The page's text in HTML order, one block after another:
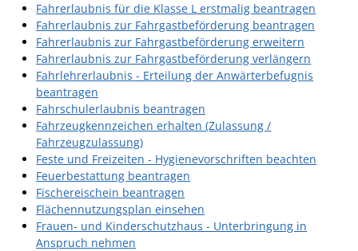
Fahrerlaubnis für die Klasse L erstmalig beantragen
Fahrerlaubnis zur Fahrgastbeförderung beantragen
Fahrerlaubnis zur Fahrgastbeförderung erweitern
Fahrerlaubnis zur Fahrgastbeförderung verlängern
Fahrlehrerlaubnis - Erteilung der Anwärterbefugnis
beantragen
Fahrschulerlaubnis beantragen
Fahrzeugkennzeichen erhalten (Zulassung /
Fahrzeugzulassung)
Feste und Freizeiten - Hygienevorschriften beachten
Feuerbestattung beantragen
Fischereischein beantragen
Flächennutzungsplan einsehen
Frauen- und Kinderschutzhaus - Unterbringung in
Anspruch nehmen